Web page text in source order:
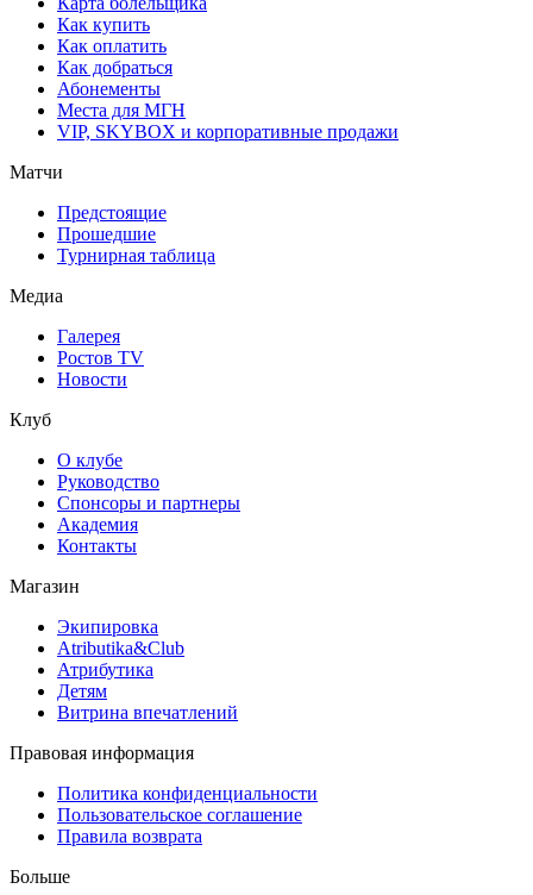
Как купить
Как оплатить
Как добраться
Абонементы
Места для МГН
VIP, SKYBOX и корпоративные продажи
Матчи
Предстоящие
Прошедшие
Турнирная таблица
Медиа
Галерея
Ростов TV
Новости
Клуб
О клубе
Руководство
Спонсоры и партнеры
Академия
Контакты
Магазин
Экипировка
Atributika&Club
Атрибутика
Детям
Витрина впечатлений
Правовая информация
Политика конфиденциальности
Пользовательское соглашение
Правила возврата
Больше